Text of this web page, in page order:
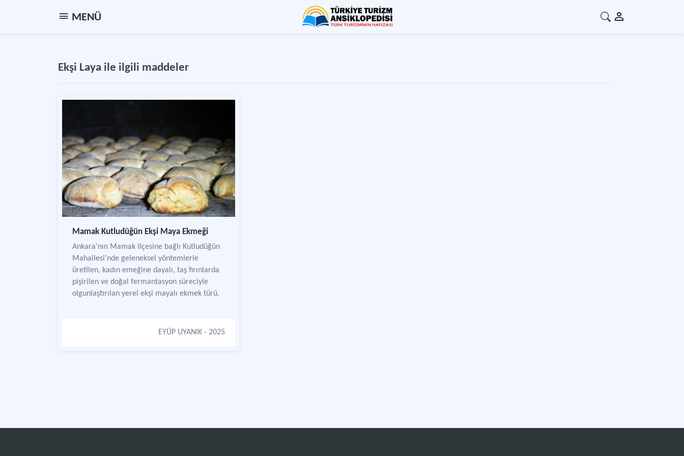
MENÜ
Ekşi Laya ile ilgili maddeler
Mamak Kutludüğün Ekşi Maya Ekmeği
Ankara’nın Mamak ilçesine bağlı Kutludüğün
Mahallesi’nde geleneksel yöntemlerle
üretilen, kadın emeğine dayalı, taş fırınlarda
pişirilen ve doğal fermantasyon süreciyle
olgunlaştırılan yerel ekşi mayalı ekmek türü.
EYÜP UYANIK - 2025